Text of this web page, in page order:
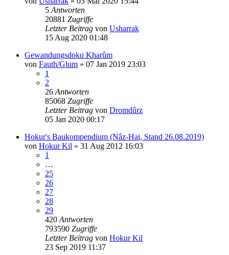
5 Antworten
20881 Zugriffe
Letzter Beitrag von Usharrak
15 Aug 2020 01:48
Gewandungsdoku Kharûm
von Fauth/Glum » 07 Jan 2019 23:03
1
2
26 Antworten
85068 Zugriffe
Letzter Beitrag von Dromdûrz
05 Jan 2020 00:17
Hokur's Baukompendium (Nâz-Hai, Stand 26.08.2019)
von Hokur Kil » 31 Aug 2012 16:03
1
…
25
26
27
28
29
420 Antworten
793590 Zugriffe
Letzter Beitrag von Hokur Kil
23 Sep 2019 11:37